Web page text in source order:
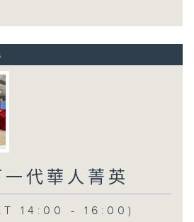
代華人菁英
14:00 - 16:00)